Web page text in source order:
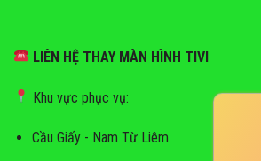
LIÊN HỆ THAY MÀN HÌNH TIVI
Khu vực phục vụ:
Cầu Giấy - Nam Từ Liêm